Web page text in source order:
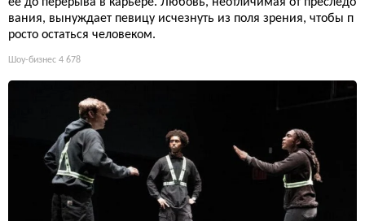
вания, вынуждает певицу исчезнуть из поля зрения, чтобы п
росто остаться человеком.
Шоу-бизнес 4 678